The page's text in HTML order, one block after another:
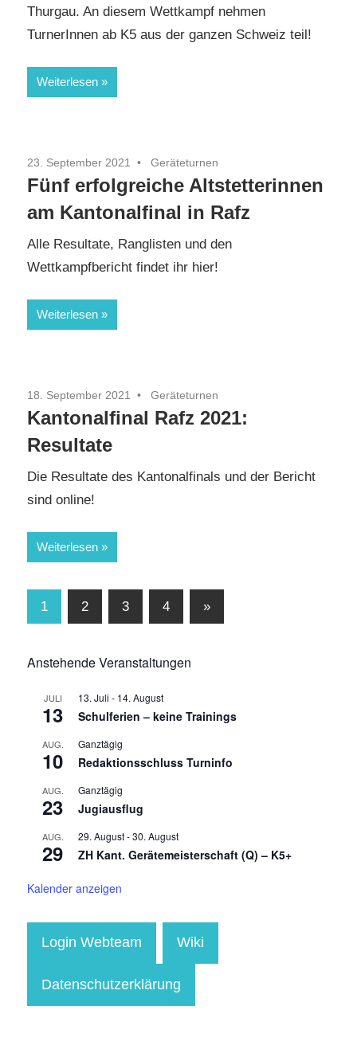
Thurgau. An diesem Wettkampf nehmen
TurnerInnen ab K5 aus der ganzen Schweiz teil!
Weiterlesen
23. September 2021 Geräteturnen
Fünf erfolgreiche Altstetterinnen
am Kantonalfinal in Rafz
Alle Resultate, Ranglisten und den
Wettkampfbericht findet ihr hier!
Weiterlesen
18. September 2021 Geräteturnen
Kantonalfinal Rafz 2021:
Resultate
Die Resultate des Kantonalfinals und der Bericht
sind online!
Weiterlesen
Seitennummerierung
Beiträge
1 2 3 4
Nächste
Beiträge
»
Anstehende Veranstaltungen
JULI
13
13. Juli - 14. August
Schulferien – keine Trainings
AUG.
10
Ganztägig
Redaktionsschluss Turninfo
AUG.
23
Ganztägig
Jugiausflug
AUG.
29
29. August-30. August
ZH Kant. Gerätemeisterschaft (Q) – K5+
Kalender anzeigen
Login Webteam Wiki
Datenschutzerklärung